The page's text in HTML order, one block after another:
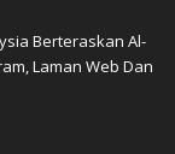
Berteraskan Al-
Laman Web Dan